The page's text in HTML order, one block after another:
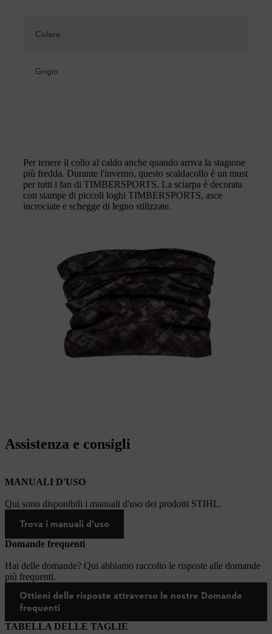
Colore
Grigio
Per tenere il collo al caldo anche quando arriva la stagione
più fredda. Durante l'inverno, questo scaldacollo è un must
per tutti i fan di TIMBERSPORTS. La sciarpa è decorata
con stampe di piccoli loghi TIMBERSPORTS, asce
incrociate e schegge di legno stilizzate.
Assistenza e consigli
MANUALI D'USO
Qui sono disponibili i manuali d'uso dei prodotti STIHL.
Trova i manuali d'uso
Domande frequenti
Hai delle domande? Qui abbiamo raccolto le risposte alle domande
più frequenti.
Ottieni delle risposte attraverso le nostre Domande
frequenti
TABELLA DELLE TAGLIE